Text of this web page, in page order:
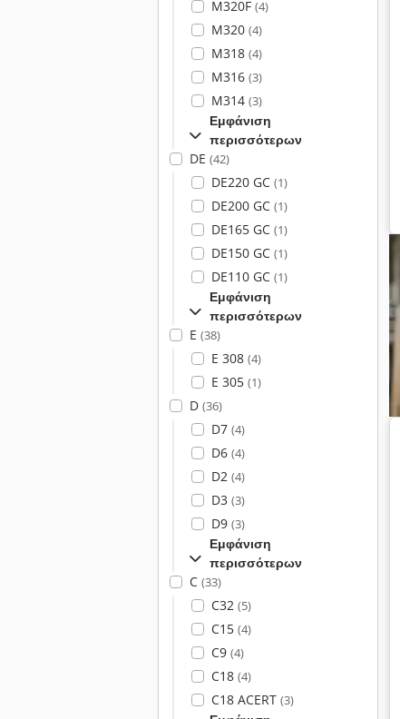
M320F (4)
M320 (4)
M318 (4)
M316 (3)
M314 (3)
Εμφάνιση
περισσότερων
DE (42)
DE220 GC (1)
DE200 GC (1)
DE165 GC (1)
DE150 GC (1)
DE110 GC (1)
Εμφάνιση
περισσότερων
E (38)
E 308 (4)
E 305 (1)
D (36)
D7 (4)
D6 (4)
D2 (4)
D3 (3)
D9 (3)
Εμφάνιση
περισσότερων
C (33)
C32 (5)
C15 (4)
C9 (4)
C18 (4)
C18 ACERT (3)